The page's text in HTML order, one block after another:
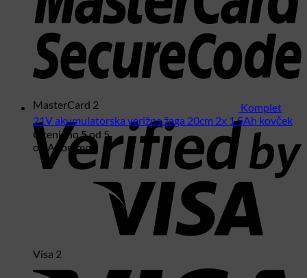
MasterCard 2
Visa 2
Komplet
21V akumulatorska verižna žaga 20cm 2x 1.5Ah kovček
Ocenjeno5od 5
od Anonimno